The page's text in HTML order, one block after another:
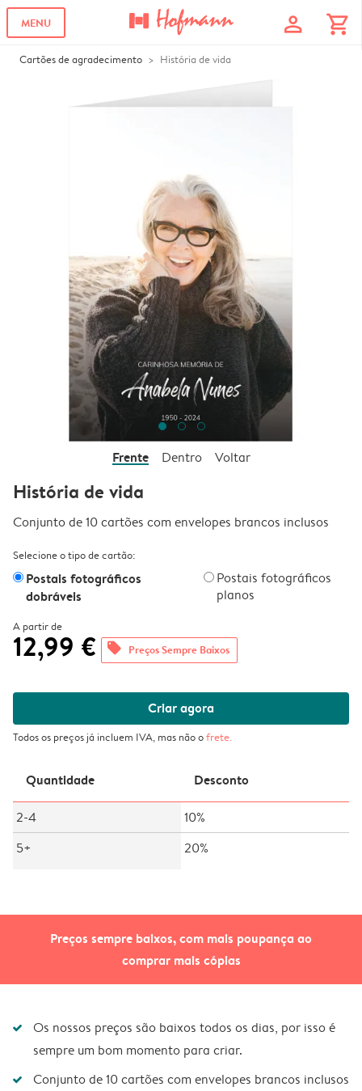
MENU profile shopping_cart
Cartões de agradecimento História de vida
Preços sempre baixos, com mais poupança ao
comprar mais cópias
Frente Dentro Voltar
História de vida
Conjunto de 10 cartões com envelopes brancos inclusos
Selecione o tipo de cartão:
Postais fotográficos
dobráveis
Postais fotográficos
planos
A partir de
12,99 € offers Preços Sempre Baixos
Criar agora
Todos os preços já incluem IVA, mas não ofrete.
Quantidade Desconto
2-4
10%
5+
20%
Os nossos preços são baixos todos os dias, por isso é
sempre um bom momento para criar.
Conjunto de 10 cartões com envelopes brancos inclusos